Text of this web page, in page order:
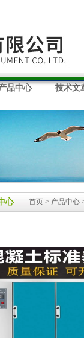
品中心 技术文
心 首页 > 产品中心